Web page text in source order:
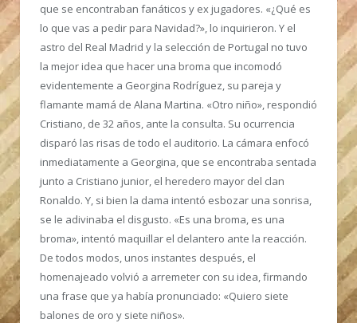
que se encontraban fanáticos y ex jugadores. «¿Qué es
lo que vas a pedir para Navidad?», lo inquirieron. Y el
astro del Real Madrid y la selección de Portugal no tuvo
la mejor idea que hacer una broma que incomodó
evidentemente a Georgina Rodríguez, su pareja y
flamante mamá de Alana Martina. «Otro niño», respondió
Cristiano, de 32 años, ante la consulta. Su ocurrencia
disparó las risas de todo el auditorio. La cámara enfocó
inmediatamente a Georgina, que se encontraba sentada
junto a Cristiano junior, el heredero mayor del clan
Ronaldo. Y, si bien la dama intentó esbozar una sonrisa,
se le adivinaba el disgusto. «Es una broma, es una
broma», intentó maquillar el delantero ante la reacción.
De todos modos, unos instantes después, el
homenajeado volvió a arremeter con su idea, firmando
una frase que ya había pronunciado: «Quiero siete
balones de oro y siete niños».